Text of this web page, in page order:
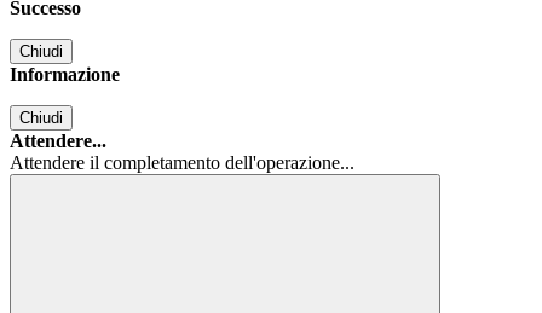
Successo
Chiudi
Informazione
Chiudi
Attendere...
Attendere il completamento dell'operazione...